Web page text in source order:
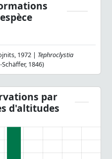
espèce
1972 | Tephroclystia
1846)
par
d'altitudes